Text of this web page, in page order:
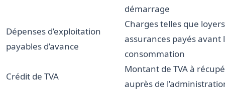
démarrage
Dépenses d’exploitation
payables d’avance
Charges telles que
assurances payés avant
consommation
Crédit de TVA
Montant de TVA à
auprès de